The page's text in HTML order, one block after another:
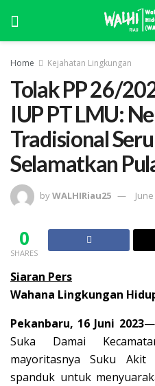
Home Kejahatan Lingkungan
Tolak PP 26/
IUP PT LMU:
Tradisional
Selamatkan
byWALHIRiau25
0
SHARES
Siaran Pers
Wahana Lingkungan
Pekanbaru, 16 Juni 2023
Suka Damai
mayoritasnya Suku
spanduk untuk